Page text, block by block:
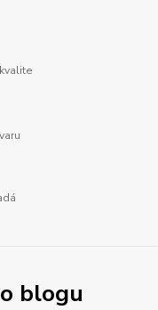
blogu